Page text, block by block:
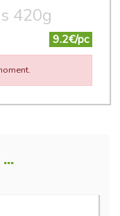
420g
9.2€/pc